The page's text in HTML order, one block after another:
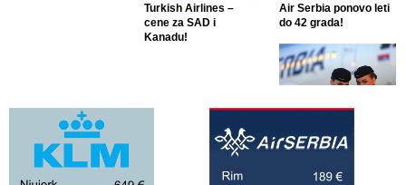
Turkish Airlines –
cene za SAD i
Kanadu!
Air Serbia ponovo leti
do 42 grada!
Air Serbia ponovo leti